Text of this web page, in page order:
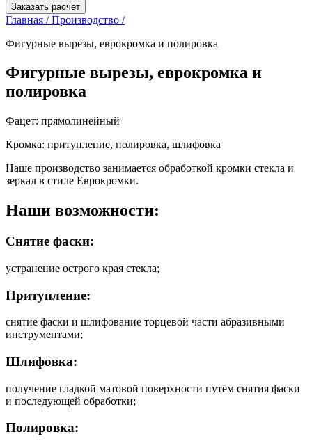
Заказать расчет
Главная /Производство /
Фигурные вырезы, еврокромка и полировка
Фигурные вырезы, еврокромка и
полировка
Фацет: прямолинейный
Кромка: притупление, полировка, шлифовка
Наше производство занимается обработкой кромки стекла и
зеркал в стиле Еврокромки.
Наши возможности:
Снятие фаски:
устранение острого края стекла;
Притупление:
снятие фаски и шлифование торцевой части абразивными
инструментами;
Шлифовка:
получение гладкой матовой поверхности путём снятия фаски
и последующей обработки;
Полировка: